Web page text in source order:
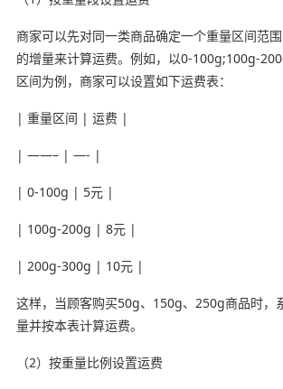
商家可以先对同一类商品确定一个重量区间范
的增量来计算运费。例如，以0-100g;100g-
区间为例，商家可以设置如下运费表：
| 重量区间 | 运费 |
| ——– | —- |
| 0-100g | 5元 |
| 100g-200g | 8元 |
| 200g-300g | 10元 |
这样，当顾客购买50g、150g、250g商品时，
量并按本表计算运费。
（2）按重量比例设置运费